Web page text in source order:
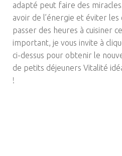
adapté peut faire des
avoir de l’énergie et éviter les
passer des heures à cuisiner
important, je vous invite à
ci-dessus pour obtenir le
de petits déjeuners Vitalité
!